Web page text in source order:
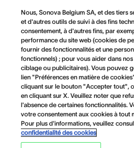
Nous, Sonova Belgium SA, et des tiers
et d'autres outils de suivi à des fins
consentement, à d'autres fins, par
performance du site web (cookies de
fournir des fonctionnalités et une
fonctionnels) ; pour vous aider dans
ciblage ou publicitaires). Vous pouvez
lien "Préférences en matière de
cliquant sur le bouton "Accepter tout",
en cliquant sur X. Veuillez noter que
l'absence de certaines fonctionnalités.
votre consentement aux cookies à tout
Pour plus d'informations, veuillez
confidentialité des cookies